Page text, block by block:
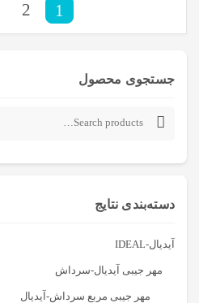
جستجوی محصول
Search
for:
دسته‌بندی نتایج
آیدیال-IDEAL
مهر جیبی آیدیال-سرداش
مهر جیبی مربع سرداش-آیدیال
1
2